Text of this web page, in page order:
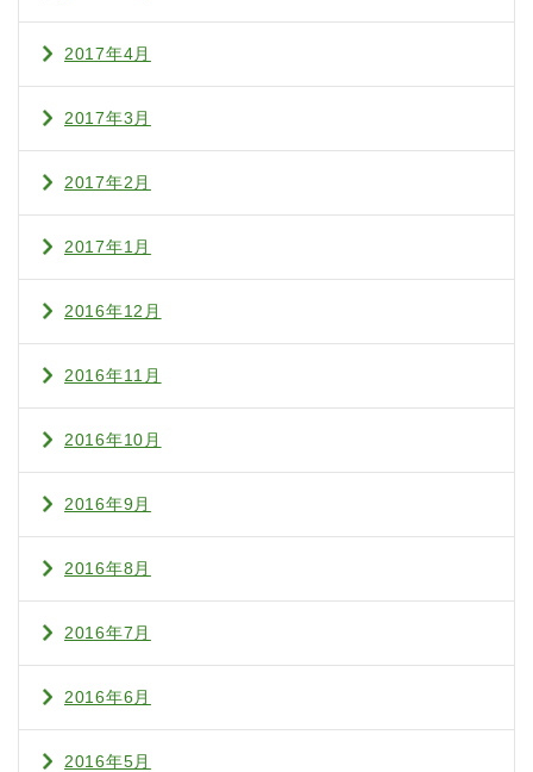
2017年4月
2017年3月
2017年2月
2017年1月
2016年12月
2016年11月
2016年10月
2016年9月
2016年8月
2016年7月
2016年6月
2016年5月